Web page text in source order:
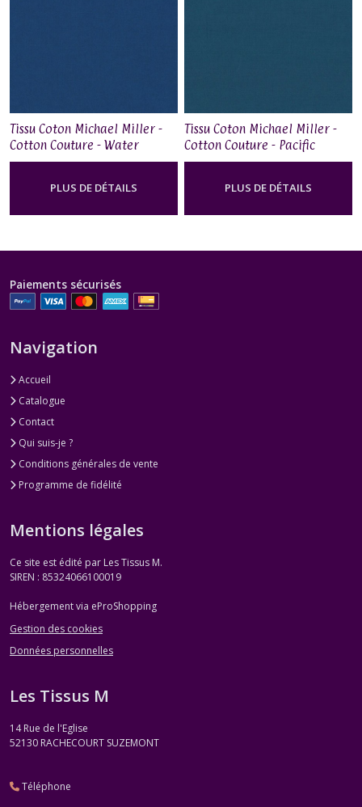
Tissu Coton Michael Miller -
Cotton Couture - Water
PLUS DE DÉTAILS
Tissu Coton Michael Miller -
Cotton Couture - Pacific
PLUS DE DÉTAILS
Paiements sécurisés
Navigation
Accueil
Catalogue
Contact
Qui suis-je ?
Conditions générales de vente
Programme de fidélité
Mentions légales
Ce site est édité par Les Tissus M.
SIREN : 85324066100019
Hébergement via eProShopping
Gestion des cookies
Données personnelles
Les Tissus M
14 Rue de l'Eglise
52130 RACHECOURT SUZEMONT
Téléphone